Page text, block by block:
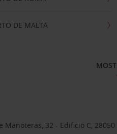
DE MALTA
Manoteras, 32 - Edificio C,